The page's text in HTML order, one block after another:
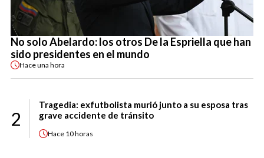
No solo Abelardo: los otros De la Espriella que han
sido presidentes en el mundo
Haceuna hora
2
Tragedia: exfutbolista murió junto a su esposa tras
grave accidente de tránsito
Hace 10 horas